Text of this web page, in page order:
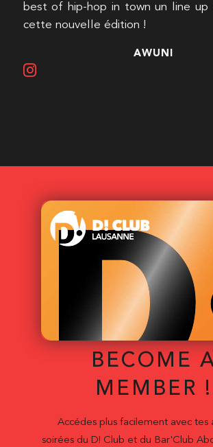
best of hip-hop in town un line
cette nouvelle édition !
AWUNI
BECOME
MEMBER !
Accédes plus facilement avec tes
soirées du D! Club et du Bar'Club